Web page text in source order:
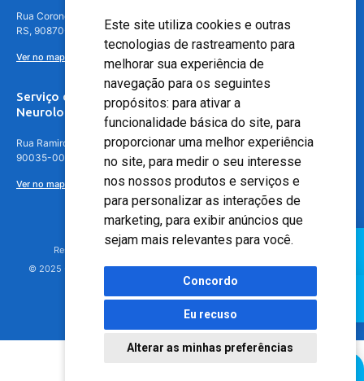
Este site utiliza cookies e outras
tecnologias de rastreamento para
melhorar sua experiência de
navegação para os seguintes
propósitos: para ativar a
funcionalidade básica do site, para
proporcionar uma melhor experiência
no site, para medir o seu interesse
nos nossos produtos e serviços e
para personalizar as interações de
marketing, para exibir anúncios que
sejam mais relevantes para você.
Concordo
Eu recuso
Alterar as minhas preferências
Rua Coronel Aparício Borges, 250 - 3º andar - Teresópolis, Porto Alegre -
RS, 90870-016
Ver no mapa
Serviço de
Neurologia
Rua Ramiro Barcelos, 630 – 5º andar – Floresta, Porto Alegre – RS,
90035-001
Ver no mapa
Responsável Técnico: Dr. Luiz Antonio Nasi - CREMERS 11217
© 2025 - Hospital Moinhos de Vento - Registro Empresa (CRM-RS): 425